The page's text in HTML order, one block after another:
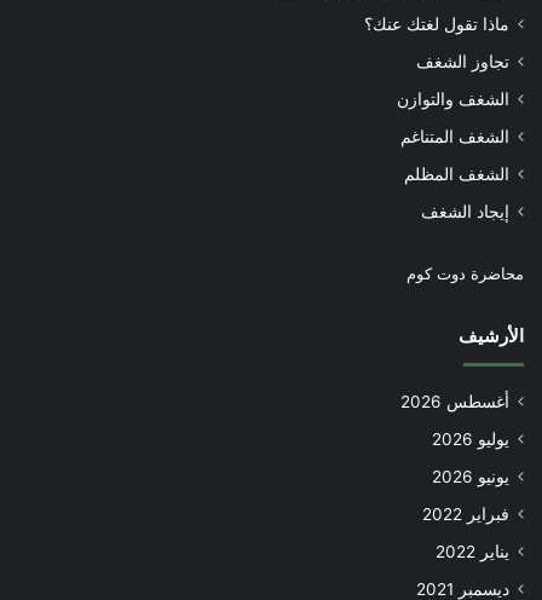
ماذا تقول لغتك عنك؟
تجاوز الشغف
الشغف والتوازن
الشغف المتناغم
الشغف المظلم
إيجاد الشغف
محاضرة دوت كوم
الأرشيف
أغسطس 2026
يوليو 2026
يونيو 2026
فبراير 2022
يناير 2022
ديسمبر 2021